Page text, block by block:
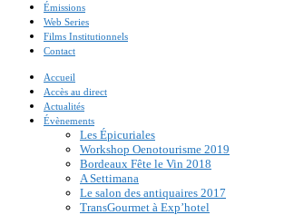
Émissions
Web Series
Films Institutionnels
Contact
Accueil
Accès au direct
Actualités
Évènements
Les Épicuriales
Workshop Oenotourisme 2019
Bordeaux Fête le Vin 2018
A Settimana
Le salon des antiquaires 2017
TransGourmet à Exp’hotel